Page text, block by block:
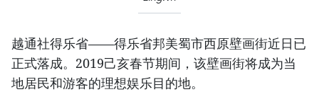
越通社得乐省——得乐省邦美蜀市西原壁画街近日已
正式落成。2019己亥春节期间，该壁画街将成为当
地居民和游客的理想娱乐目的地。